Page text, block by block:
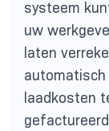
systeem
uw
laten
automatisch
laadkosten